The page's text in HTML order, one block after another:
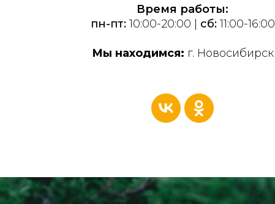
Время работы:
пн-пт:10:00-20:00 | сб: 11:00-16:00
Мы находимся: г. Новосибирск